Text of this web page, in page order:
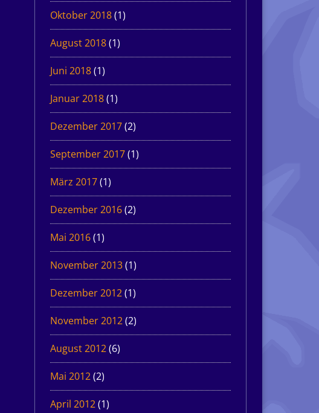
Oktober 2018(1)
August 2018(1)
Juni 2018(1)
Januar 2018(1)
Dezember 2017(2)
September 2017(1)
März 2017(1)
Dezember 2016(2)
Mai 2016(1)
November 2013(1)
Dezember 2012(1)
November 2012(2)
August 2012(6)
Mai 2012(2)
April 2012(1)